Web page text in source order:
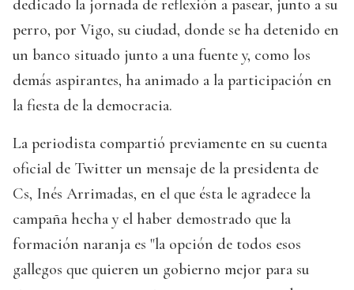
dedicado la jornada de reflexión a pasear, junto a su
perro, por Vigo, su ciudad, donde se ha detenido en
un banco situado junto a una fuente y, como los
demás aspirantes, ha animado a la participación en
la fiesta de la democracia.
La periodista compartió previamente en su cuenta
oficial de Twitter un mensaje de la presidenta de
Cs, Inés Arrimadas, en el que ésta le agradece la
campaña hecha y el haber demostrado que la
formación naranja es "la opción de todos esos
gallegos que quieren un gobierno mejor para su